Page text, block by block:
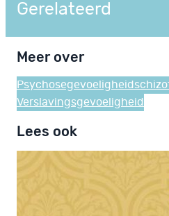
Gerelateerd
Meer over
Psychosegevoeligheid
Verslavingsgevoeligheid
Lees ook